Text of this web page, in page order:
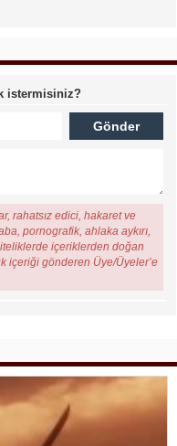
istermisiniz?
rahatsız edici, hakaret ve
pornografik, ahlaka aykırı,
içeriklerden doğan
içeriği gönderen Üye/Üyeler’e